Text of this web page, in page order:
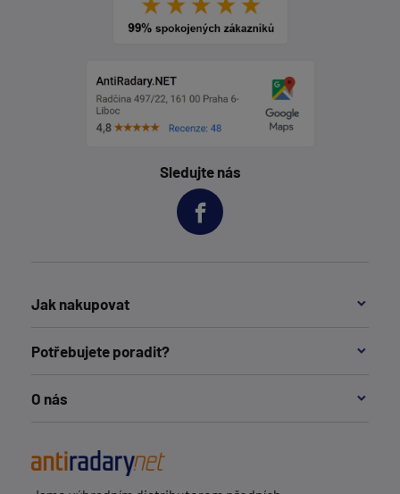
Sledujte nás
Jak nakupovat
Potřebujete poradit?
O nás